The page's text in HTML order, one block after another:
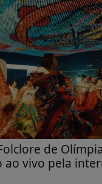
de
ao vivo pela